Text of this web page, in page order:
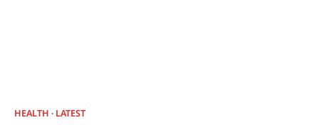
HEALTH LATEST